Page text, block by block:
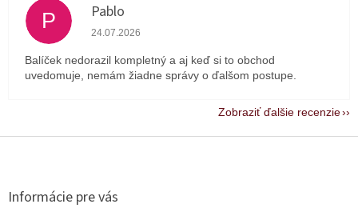
P Pablo
Hodnotenie obchodu je 1 z 5 hviezdičiek.
24.07.2026
Balíček nedorazil kompletný a aj keď si to obchod
uvedomuje, nemám žiadne správy o ďalšom postupe.
Zobraziť ďalšie recenzie
Z
Informácie pre vás